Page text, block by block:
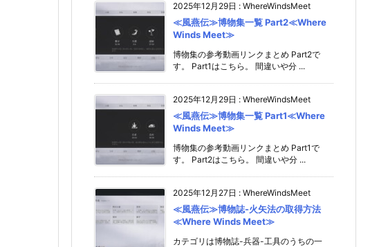
2025年12月29日 : WhereWindsMeet
≪風燕伝≫博物集一覧 Part2≪Where
Winds Meet≫
博物集の参考動画リンクまとめ Part2で
す。 Part1はこちら。 間違いや分 ...
2025年12月29日 : WhereWindsMeet
≪風燕伝≫博物集一覧 Part1≪Where
Winds Meet≫
博物集の参考動画リンクまとめ Part1で
す。 Part2はこちら。 間違いや分 ...
2025年12月27日 : WhereWindsMeet
≪風燕伝≫博物誌-火矢法の取得方法
≪Where Winds Meet≫
カテゴリは博物誌-兵器-工具のうちの一